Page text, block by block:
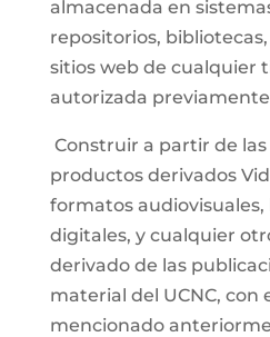
almacenada en
repositorios,
sitios web de cualquier
autorizada previamente
Construir a partir de
productos derivados
formatos audiovisuales,
digitales, y cualquier
derivado de las
material del UCNC, con
mencionado